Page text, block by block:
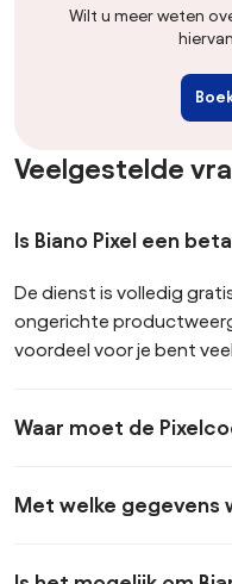
Wilt u meer weten
Veelgestelde
Is Biano Pixel een
De dienst is volledig
ongerichte
voordeel voor je bent
Waar moet de
Met welke gegevens